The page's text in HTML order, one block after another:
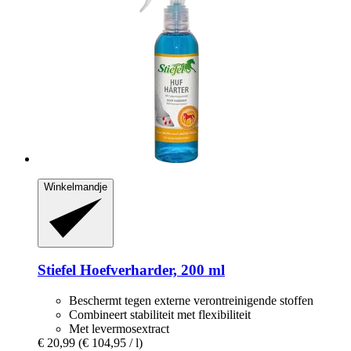
Winkelmandje
Stiefel Hoefverharder, 200 ml
Beschermt tegen externe verontreinigende stoffen
Combineert stabiliteit met flexibiliteit
Met levermosextract
€ 20,99 (€ 104,95 / l)